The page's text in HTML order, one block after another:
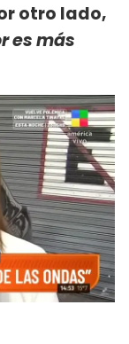
otro lado,
es más